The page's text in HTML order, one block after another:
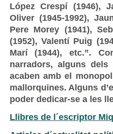
López Crespí (1946),
Oliver (1945-1992),
Pere Morey (1941),
(1952), Valentí Puig
Marí (1944), etc.”.
narradors, alguns
acaben amb el
mallorquines. Alguns
poder dedicar-se a les
Llibres de l´escriptor